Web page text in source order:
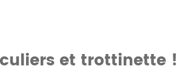
et trottinette !